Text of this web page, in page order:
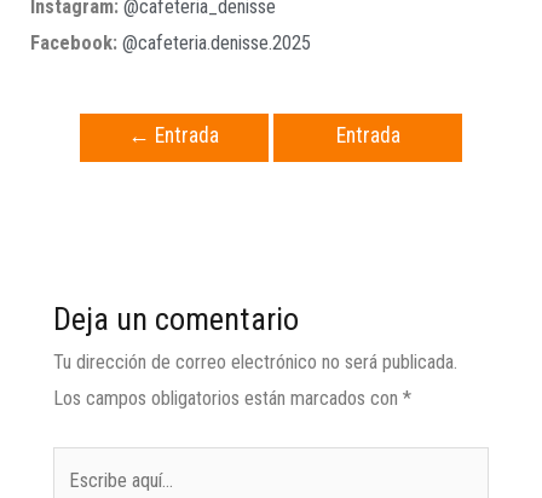
Instagram: @cafeteria_denisse
Facebook: @cafeteria.denisse.2025
← Entrada
Entrada
Deja un comentario
Tu dirección de correo electrónico no será publicada.
Los campos obligatorios están marcados con *